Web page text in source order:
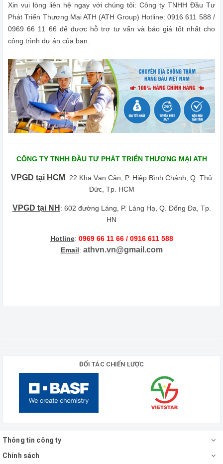
Xin vui lòng liên hệ ngay với chúng tôi: Công ty TNHH Đầu Tư
Phát Triển Thương Mại ATH (ATH Group) Hotline: 0916 611 588 /
0969 66 11 66 để được hỗ trợ tư vấn và báo giá tốt nhất cho
công trình dự án của bạn.
CÔNG TY TNHH ĐẦU TƯ PHÁT TRIỂN THƯƠNG MẠI ATH
VPGD tại HCM: 22 Kha Vạn Cân, P. Hiệp Bình Chánh, Q. Thủ
Đức, Tp. HCM
VPGD tại NH : 602 đường Láng, P. Láng Hạ, Q. Đống Đa, Tp.
HN
Hotline: 0969 66 11 66 / 0916 611 588
Email: athvn.vn@gmail.com
ĐỐI TÁC CHIẾN LƯỢC
Thông tin công ty
Chính sách